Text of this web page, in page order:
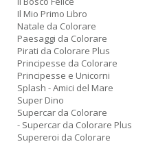
Il Mio Primo Libro
Natale da Colorare
Paesaggi da Colorare
Pirati da Colorare Plus
Principesse da Colorare
Principesse e Unicorni
Splash - Amici del Mare
Super Dino
Supercar da Colorare
- Supercar da Colorare Plus
Supereroi da Colorare